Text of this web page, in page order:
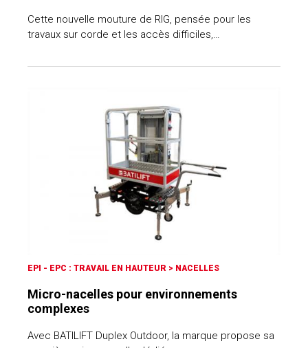
Cette nouvelle mouture de RIG, pensée pour les
travaux sur corde et les accès difficiles,…
EPI - EPC : TRAVAIL EN HAUTEUR > NACELLES
Micro-nacelles pour environnements
complexes
Avec BATILIFT Duplex Outdoor, la marque propose sa